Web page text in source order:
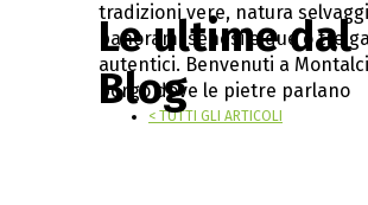
tradizioni vere, natura
panorami senesi e due o tre
autentici. Benvenuti a
borgo dove le pietre parlano
< TUTTI GLI ARTICOLI
Le ultime dal
Blog